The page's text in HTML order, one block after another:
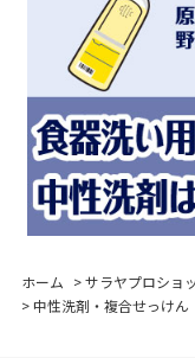
ホーム >サラヤプロショ
> 中性洗剤・複合せっけん